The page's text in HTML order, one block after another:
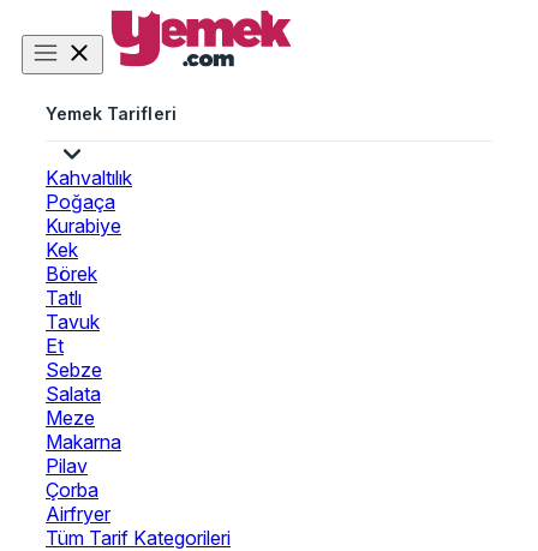
Yemek Tarifleri
Kahvaltılık
Poğaça
Kurabiye
Kek
Börek
Tatlı
Tavuk
Et
Sebze
Salata
Meze
Makarna
Pilav
Çorba
Airfryer
Tüm Tarif Kategorileri